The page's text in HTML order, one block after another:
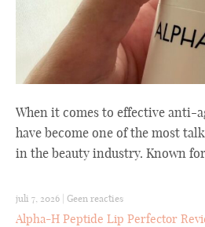
When it comes to effective anti-
have become one of the most
in the beauty industry. Known
juli 7, 2026 | Geen reacties
Alpha-H Peptide Lip Perfector